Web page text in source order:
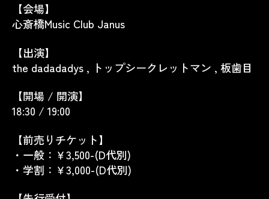
【会場】
心斎橋Music Club Janus
【出演】
the dadadadys , トップシークレットマン , 板歯目
【開場 / 開演】
18:30 / 19:00
【前売りチケット】
・一般：￥3,500-(D代別)
・学割：￥3,000-(D代別)